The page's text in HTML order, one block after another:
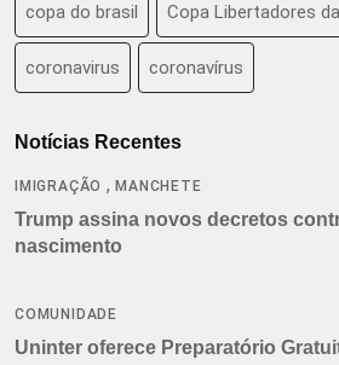
copa do brasil Copa Libertadores
coronavirus coronavírus
Notícias Recentes
IMIGRAÇÃO ,MANCHETE
Trump assina novos decretos
nascimento
COMUNIDADE
Uninter oferece Preparatório